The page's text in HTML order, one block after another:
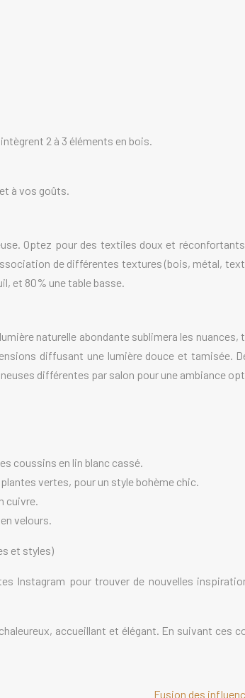
2 à 3 éléments en bois.
à vos goûts.
Optez pour des textiles doux et
de différentes textures (bois, métal,
et 80% une table basse.
naturelle abondante sublimera les
diffusant une lumière douce et tamisée.
différentes par salon pour une ambiance
coussins en lin blanc cassé.
vertes, pour un style bohème chic.
cuivre.
velours.
et styles)
Instagram pour trouver de nouvelles
accueillant et élégant. En suivant ces
Fusion des